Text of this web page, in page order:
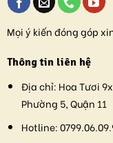
Mọi ý kiến đóng góp
Thông tin liên hệ
Địa chỉ: Hoa Tươi
Phường 5, Quận 11
Hotline: